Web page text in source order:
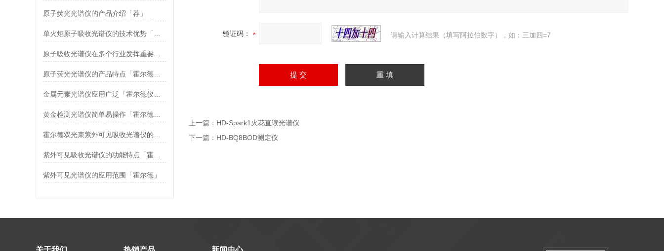
原子荧光光谱仪的产品介绍「荐」
原子吸收光谱仪在多个行业发挥重要作用「霍尔德仪器推荐」
原子荧光光谱仪的产品特点「霍尔德仪器」
黄金检测光谱仪简单易操作「霍尔德仪器推荐」
紫外可见吸收光谱仪的功能特点「霍尔德」
紫外可见光谱仪的应用范围「霍尔德」
验证码： 请输入计算结果（填写阿拉伯数字），如：三加四=7
上一篇： HD-Spark1火花直读光谱仪
下一篇： HD-BQ8BOD测定仪